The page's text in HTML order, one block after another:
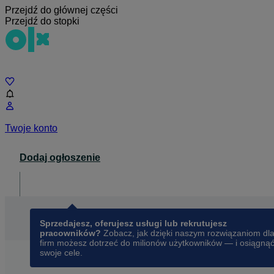
Przejdź do głównej części
Przejdź do stopki
Twoje konto
Dodaj ogłoszenie
Sprzedajesz, oferujesz usługi lub rekrutujesz
pracowników? Zobacz, jak dzięki naszym rozwiązaniom dla
firm możesz dotrzeć do milionów użytkowników — i osiągnąć
swoje cele.